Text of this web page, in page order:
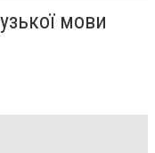
мови